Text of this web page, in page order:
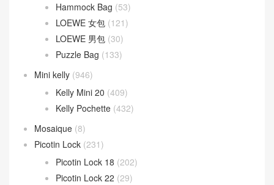
Hammock Bag (53)
LOEWE 女包 (121)
LOEWE 男包 (30)
Puzzle Bag (133)
Mini kelly (946)
Kelly Mini 20 (409)
Kelly Pochette (432)
Mosaique (8)
Picotin Lock (231)
Picotin Lock 18 (202)
Picotin Lock 22 (29)